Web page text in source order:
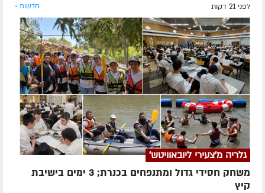
לפני 21 דקות חדשות »
גלריה מ'צעירי ליובאוויטש'
משחק חסידי גדול ומתנפחים בכנרת; 3 ימים בישיבת
קיץ